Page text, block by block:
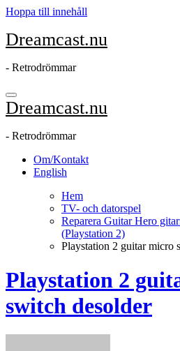
Hoppa till innehåll
Dreamcast.nu
- Retrodrömmar
Dreamcast.nu
- Retrodrömmar
Om/Kontakt
English
Hem
TV- och datorspel
Reparera Guitar Hero
(Playstation 2)
Playstation 2 guitar micro
Playstation 2
switch desolder